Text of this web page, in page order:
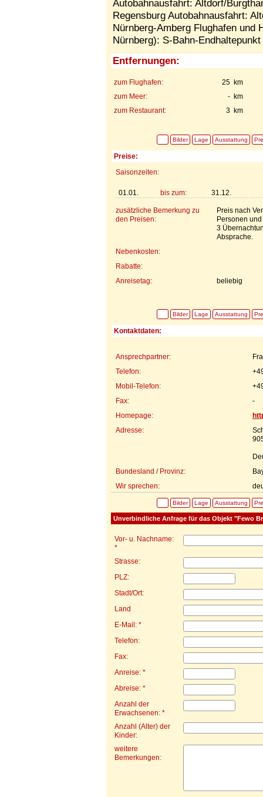
Autobahnausfahrt: Altdorf/
Regensburg Autobahnausfahrt:
Nürnberg-Amberg Flughafen und
Nürnberg): S-Bahn-
Entfernungen:
25 km
zum Flughafen:
- km
zum Meer:
3 km
zum Restaurant:
Bilder Lage Ausstattung
Preise:
Saisonzeiten:
01.01. bis zum: 31.12.
zusätzliche Bemerkung zu
den Preisen:
Preis nach
Personen
3
Absprache.
Nebenkosten:
Rabatte:
Anreisetag:
beliebig
Bilder Lage Ausstattung
Kontaktdaten:
Ansprechpartner:
Telefon:
Mobil-Telefon:
Fax:
-
Homepage:
Adresse:
Bundesland / Provinz:
Wir sprechen:
Bilder Lage Ausstattung
Unverbindliche Anfrage für das Objekt "Fewo
Vor- u. Nachname:
*
Strasse:
PLZ:
Stadt/Ort:
Land
E-Mail: *
Telefon:
Fax:
Anreise: *
Abreise: *
Anzahl der
Erwachsenen: *
Anzahl (Alter) der
Kinder:
weitere
Bemerkungen: